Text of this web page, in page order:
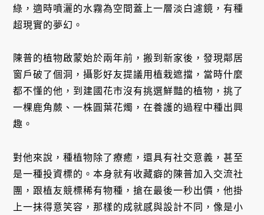
綠，適時噴灑的水霧為空間蓋上一層淡白濾鏡，有種
超現實的夢幻。
陳普的植物啟蒙始於兩年前，搬到新家後，發現鄰居
窗戶破了個洞，攝影好友提議用植栽遮擋，當時什麼
都不懂的他，到建國花市沒有挑選鮮豔的植物，挑了
一棵鹿角蕨、一株圓葉花燭，在養護的過程中種出興
趣。
對他來說，種植物除了療癒，還具有社交意義，甚至
是一種投資標的。本身就有收藏癖的陳普加入交流社
團，跟植友競標稀有物種，搶在最後一秒出價，他掛
上一抹得意笑容，那樣的成就感與設計不同，像是小